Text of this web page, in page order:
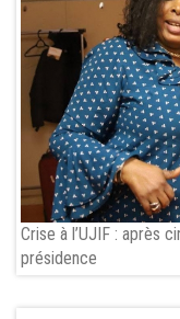
Crise à l’UJIF : après
présidence